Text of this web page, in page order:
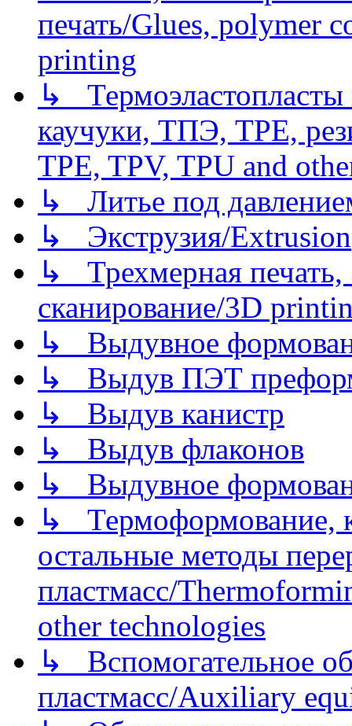
печать/Glues, polymer
printing
↳
каучуки, ТПЭ, TPE,
TPE, TPV, TPU and
↳ Литье под
↳ Экструзия/Extrusion
↳ Трехмерная
сканирование/3D
↳ Выдувное
↳ Выдув ПЭТ
↳ Выдув канистр
↳ Выдув флаконов
↳ Выдувное
↳ Термоформование,
остальные методы
пластмасс/
other technologies
↳ Вспомогательное
пластмасс/Auxiliary